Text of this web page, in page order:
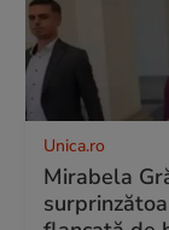
Unica.ro
Mirabela